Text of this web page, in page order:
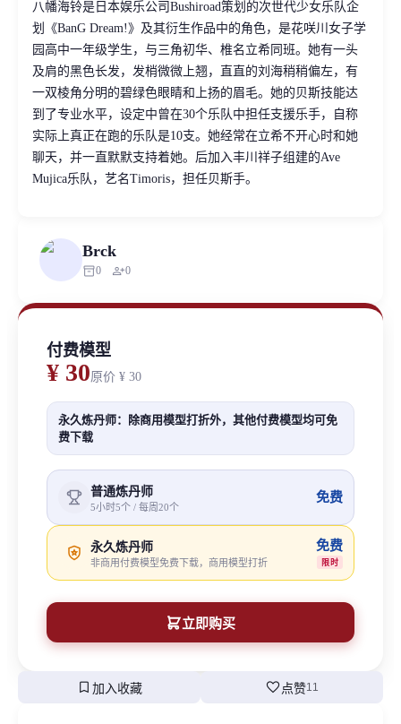
八幡海铃是日本娱乐公司Bushiroad策划的次世代少女乐队企
划《BanG Dream!》及其衍生作品中的角色，是花咲川女子学
园高中一年级学生，与三角初华、椎名立希同班。她有一头
及肩的黑色长发，发梢微微上翘，直直的刘海稍稍偏左，有
一双棱角分明的碧绿色眼睛和上扬的眉毛。她的贝斯技能达
到了专业水平，设定中曾在30个乐队中担任支援乐手，自称
实际上真正在跑的乐队是10支。她经常在立希不开心时和她
聊天，并一直默默支持着她。后加入丰川祥子组建的Ave
Mujica乐队，艺名Timoris，担任贝斯手。
Brck
inventory_20 person_add0
付费模型
¥ 30原价 ¥ 30
永久炼丹师：除商用模型打折外，其他付费模型均可免
费下载
普通炼丹师
5小时5个 / 每周20个
免费
永久炼丹师
非商用付费模型免费下载，商用模型打折
免费
限时
立即购买
bookmark 加入收藏 favorite 点赞11